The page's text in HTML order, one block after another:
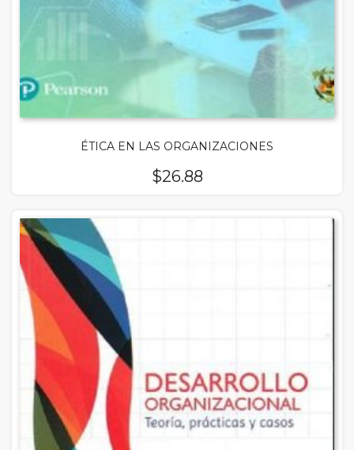
ÉTICA EN LAS ORGANIZACIONES
$26.88